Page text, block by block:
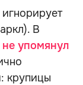
В
не упомянул
крупицы